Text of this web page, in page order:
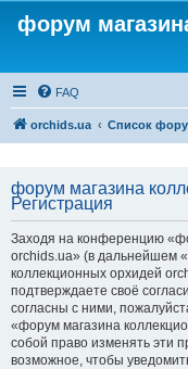
форум
FAQ
orchids.ua Список
форум магазина
Регистрация
Заходя на конференцию
orchids.ua» (в дальнейшем
коллекционных орхидей
подтверждаете своё
согласны с ними,
«форум магазина
собой право изменять эти
возможное, чтобы